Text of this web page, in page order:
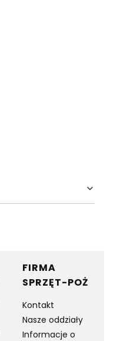
FIRMA
SPRZĘT-POŻ
Kontakt
Nasze oddziały
Informacje o